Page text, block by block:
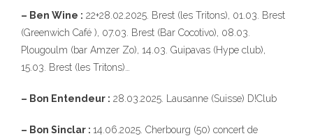
– Ben Wine : 22+28.02.2025. Brest (les Tritons), 01.03. Brest
(Greenwich Café ), 07.03. Brest (Bar Cocotivo), 08.03.
Plougoulm (bar Amzer Zo), 14.03. Guipavas (Hype club),
15.03. Brest (les Tritons)…
– Bon Entendeur : 28.03.2025. Lausanne (Suisse) D!Club
– Bon Sinclar : 14.06.2025. Cherbourg (50) concert de